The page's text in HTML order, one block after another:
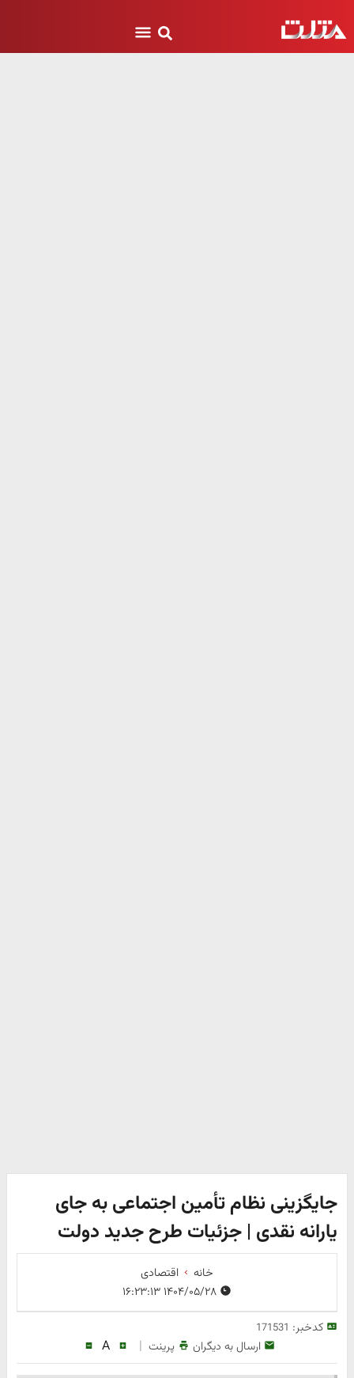
جایگزینی نظام تأمین اجتماعی به جای
یارانه نقدی | جزئیات طرح جدید دولت
خانه
اقتصادی
کدخبر: 171531
ارسال به دیگران پرینت |
A